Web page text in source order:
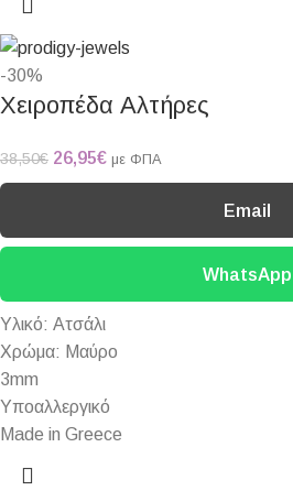
-30%
Χειροπέδα Αλτήρες
38,50€ 26,95€ με ΦΠΑ
Email
WhatsApp
Υλικό: Ατσάλι
Χρώμα: Μαύρο
3mm
Υποαλλεργικό
Made in Greece